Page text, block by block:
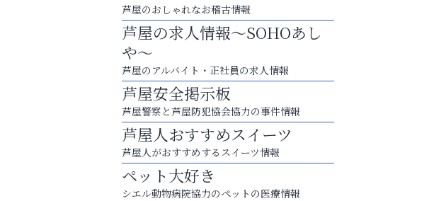
芦屋のおしゃれなお稽古情報
芦屋の求人情報～SOHOあし
や～
芦屋のアルバイト・正社員の求人情報
芦屋安全掲示板
芦屋警察と芦屋防犯協会協力の事件情報
芦屋人おすすめスイーツ
芦屋人がおすすめするスイーツ情報
ペット大好き
シエル動物病院協力のペットの医療情報